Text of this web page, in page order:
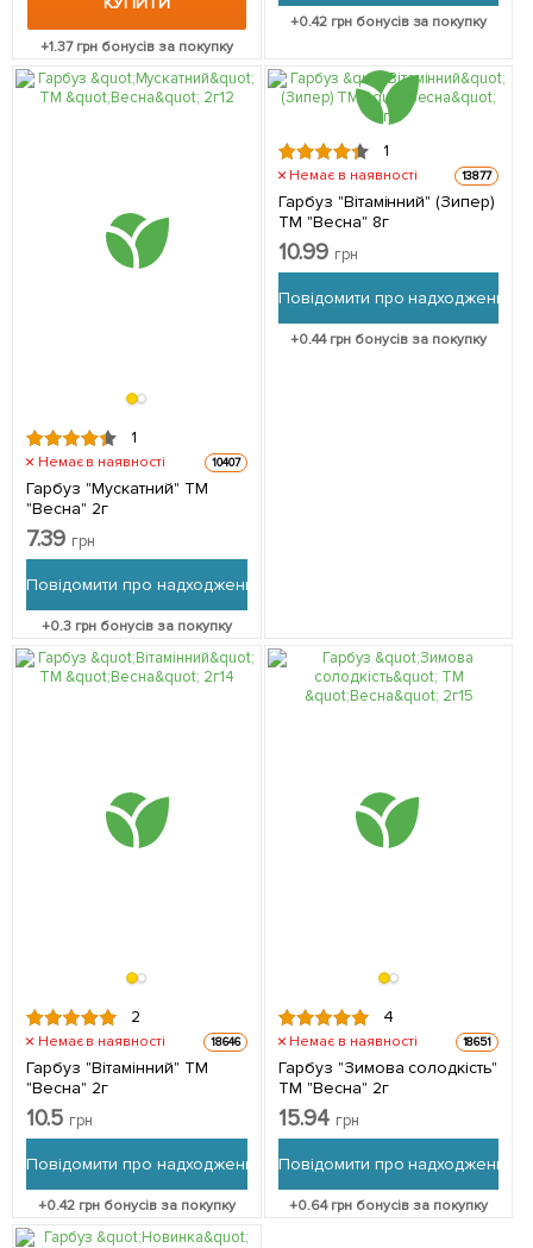
+1.37грн бонусів за покупку
+0.42грн бонусів за покупку
1
Немає в наявності 10407
Гарбуз "Мускатний" ТМ
"Весна" 2г
7.39 грн
Повідомити про надходження
+0.3 грн бонусів за покупку
1
Немає в наявності 13877
Гарбуз "Вітамінний" (Зипер)
ТМ "Весна" 8г
10.99 грн
Повідомити про надходження
+0.44грн бонусів за покупку
2
Немає в наявності 18646
Гарбуз "Вітамінний" ТМ
"Весна" 2г
10.5 грн
Повідомити про надходження
+0.42 грн бонусів за покупку
4
Немає в наявності 18651
Гарбуз "Зимова солодкість"
ТМ "Весна" 2г
15.94 грн
Повідомити про надходження
+0.64грн бонусів за покупку